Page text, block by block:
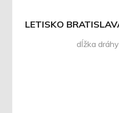
LETISKO
dĺžka dráhy